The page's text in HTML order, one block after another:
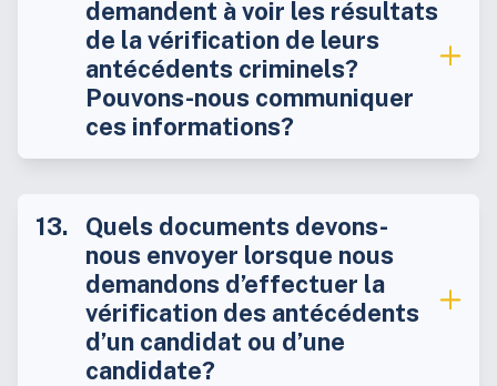
demandent à voir les résultats
de la vérification de leurs
antécédents criminels?
Pouvons-nous communiquer
ces informations?
Quels documents devons-
nous envoyer lorsque nous
demandons d’effectuer la
vérification des antécédents
d’un candidat ou d’une
candidate?